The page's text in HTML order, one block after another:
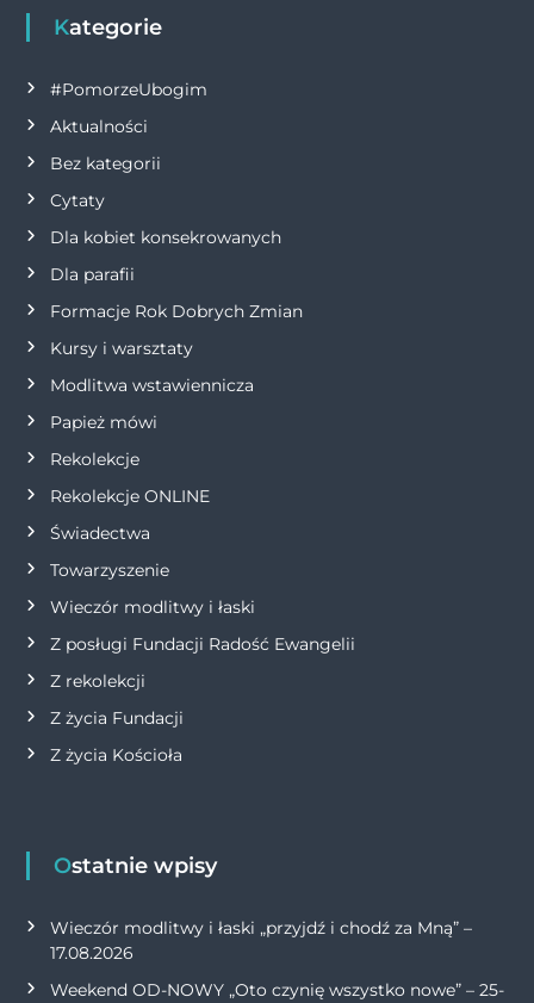
Kategorie
#PomorzeUbogim
Aktualności
Bez kategorii
Cytaty
Dla kobiet konsekrowanych
Dla parafii
Formacje Rok Dobrych Zmian
Kursy i warsztaty
Modlitwa wstawiennicza
Papież mówi
Rekolekcje
Rekolekcje ONLINE
Świadectwa
Towarzyszenie
Wieczór modlitwy i łaski
Z posługi Fundacji Radość Ewangelii
Z rekolekcji
Z życia Fundacji
Z życia Kościoła
Ostatnie wpisy
Wieczór modlitwy i łaski „przyjdź i chodź za Mną” –
17.08.2026
Weekend OD-NOWY „Oto czynię wszystko nowe” – 25-